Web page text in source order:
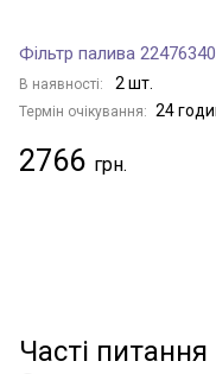
Фільтр палива
В наявності: 2 шт.
Термін очікування: 24
2766
Часті